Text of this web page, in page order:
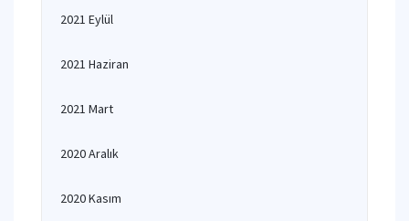
2021 Eylül
2021 Haziran
2021 Mart
2020 Aralık
2020 Kasım